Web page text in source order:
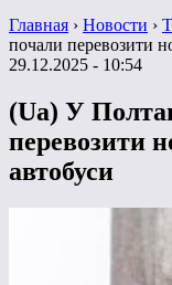
Главная › Новости ›
почали перевозити
29.12.2025 - 10:54
(Ua) У
перевозити
автобуси